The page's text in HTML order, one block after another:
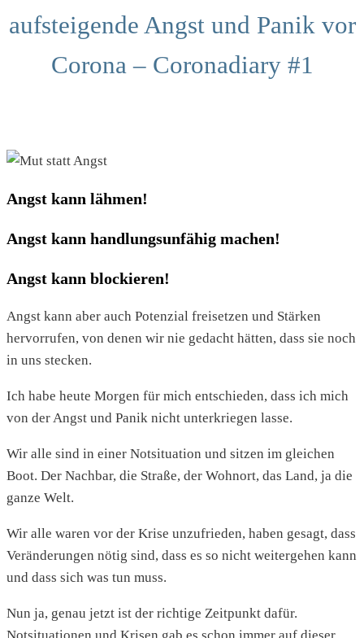
aufsteigende Angst und Panik vor
Corona – Coronadiary #1
Angst kann lähmen!
Angst kann handlungsunfähig machen!
Angst kann blockieren!
Angst kann aber auch Potenzial freisetzen und Stärken
hervorrufen, von denen wir nie gedacht hätten, dass sie noch
in uns stecken.
Ich habe heute Morgen für mich entschieden, dass ich mich
von der Angst und Panik nicht unterkriegen lasse.
Wir alle sind in einer Notsituation und sitzen im gleichen
Boot. Der Nachbar, die Straße, der Wohnort, das Land, ja die
ganze Welt.
Wir alle waren vor der Krise unzufrieden, haben gesagt, dass
Veränderungen nötig sind, dass es so nicht weitergehen kann
und dass sich was tun muss.
Nun ja, genau jetzt ist der richtige Zeitpunkt dafür.